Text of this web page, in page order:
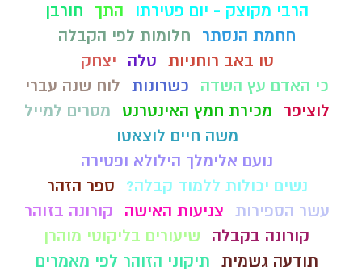
הרבי מקוצק - יום פטירתו
התך
חורבן
חחמת הנסתר
חלומות לפי הקבלה
טו באב רוחניות טלה
יצחק
כי האדם עץ השדה
כשרונות לוח שנה עברי
לוציפר
מכירת חמץ האינטרנט
מסרים למייל
משה חיים לוצאטו
נועם אלימלך הילולא ופטירה
נשים יכולות ללמוד קבלה?
ספר הזהר
עשר הספירות צניעות האישה
קורונה בזוהר
קורונה בקבלה
שיעורים בליקוטי מוהרן
תודעה גשמית תיקוני הזוהר לפי מאמרים